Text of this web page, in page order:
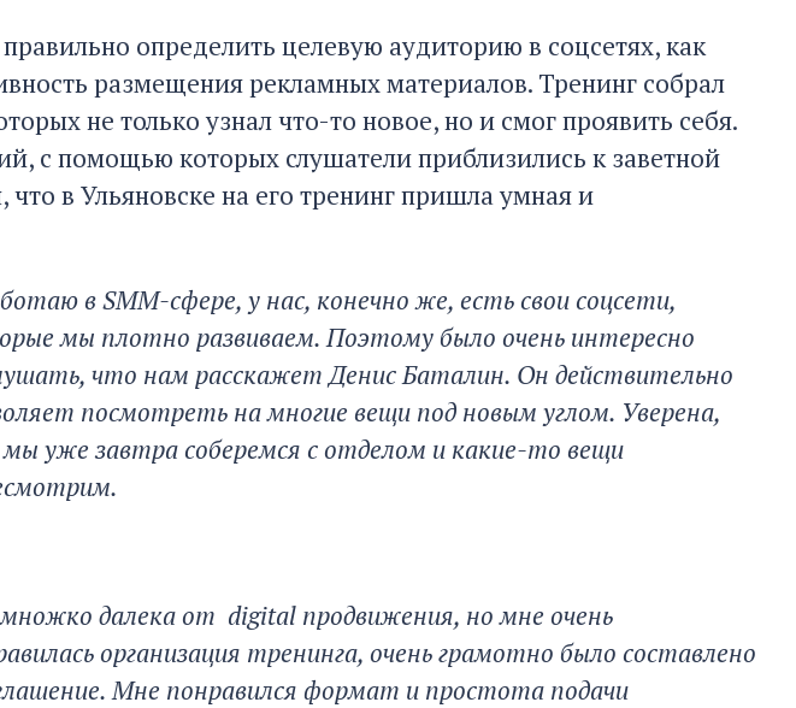
определить целевую аудиторию в соцсетях, как
размещения рекламных материалов. Тренинг собрал
не только узнал что-то новое, но и смог проявить себя.
с помощью которых слушатели приблизились к заветной
в Ульяновске на его тренинг пришла умная и
в SMM-сфере, у нас, конечно же, есть свои соцсети,
мы плотно развиваем. Поэтому было очень интересно
что нам расскажет Денис Баталин. Он действительно
посмотреть на многие вещи под новым углом. Уверена,
уже завтра соберемся с отделом и какие-то вещи
далека от digital продвижения, но мне очень
организация тренинга, очень грамотно было составлено
Мне понравился формат и простота подачи